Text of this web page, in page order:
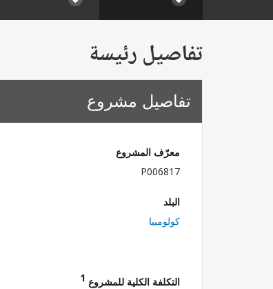
تفاصيل رئيسة
تفاصيل مشروع
معرّف المشروع
P006817
البلد
كولومبيا
التكلفة الكلية للمشروع 1